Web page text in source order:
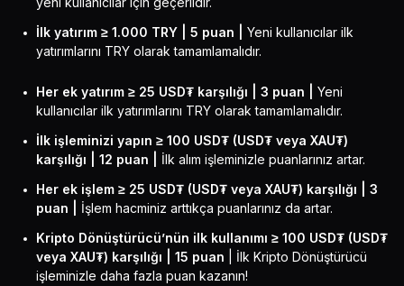
İlk yatırım ≥ 1.000 TRY | 5 puan |
Yeni kullanıcılar ilk
yatırımlarını TRY olarak tamamlamalıdır.
Her ek yatırım ≥ 25 USD₮ karşılığı | 3 puan |
Yeni
kullanıcılar ilk yatırımlarını TRY olarak tamamlamalıdır.
İlk işleminizi yapın ≥ 100 USD₮ (USD₮ veya XAU₮)
karşılığı | 12 puan |
İlk alım işleminizle puanlarınız artar.
Her ek işlem ≥ 25 USD₮ (USD₮ veya XAU₮) karşılığı | 3
puan |
İşlem hacminiz arttıkça puanlarınız da artar.
Kripto Dönüştürücü’nün ilk kullanımı ≥ 100 USD₮ (USD₮
veya XAU₮) karşılığı | 15 puan | İlk Kripto Dönüştürücü
işleminizle daha fazla puan kazanın!